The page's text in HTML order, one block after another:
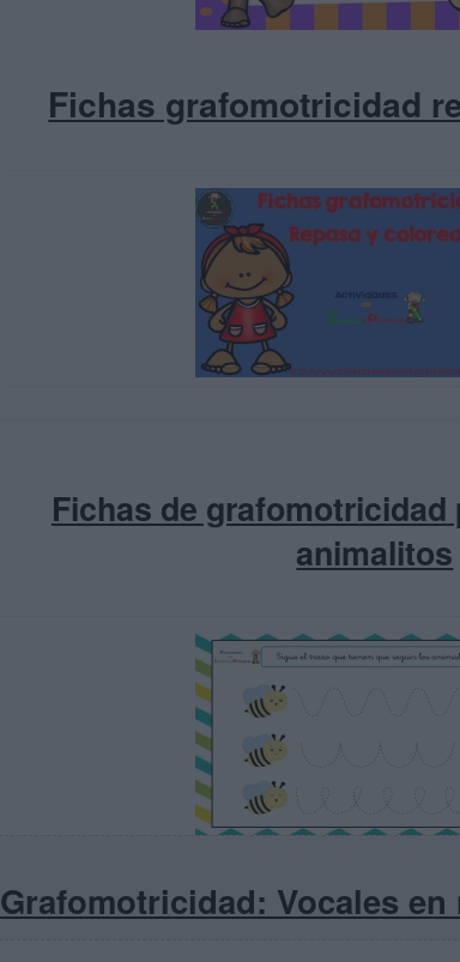
Fichas grafomotricidad
Fichas de grafomotricidad
animalitos
Grafomotricidad: Vocales en